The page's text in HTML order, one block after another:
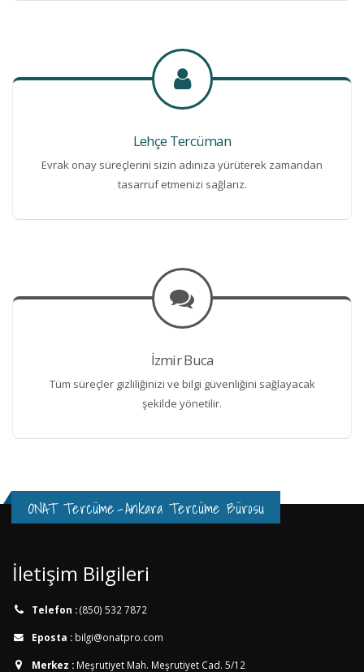
Lehçe Tercüman
Evrak onay süreçlerini sizin adınıza yürüterek zamandan
tasarruf etmenizi sağlarız.
İzmir Buca
Tüm süreçler gizliliğinizi ve bilgi güvenliğini sağlayacak
şekilde yönetilir.
ONAT Tercüme-Ankara Tercüme Bürosu
İletişim Bilgileri
Telefon :(850) 532 7872
Eposta : bilgi@onatpro.com
Merkez : Meşrutiyet Mah. Meşrutiyet Cad. 5/12